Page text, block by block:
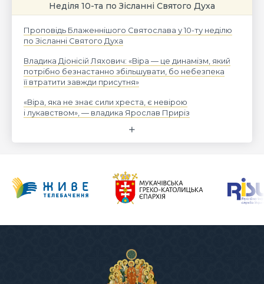
Неділя 10-та по Зісланні Святого Духа
Проповідь Блаженнішого Святослава у 10-ту неділю
по Зісланні Святого Духа
Владика Діонісій Ляхович: «Віра — це динамізм, який
потрібно безнастанно збільшувати, бо небезпека
її втратити завжди присутня»
«Віра, яка не знає сили хреста, є невірою
і лукавством», — владика Ярослав Приріз